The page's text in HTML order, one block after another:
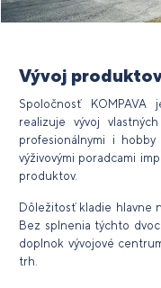
Vývoj
Spoločnosť
realizuje vývoj
profesionálnymi i
výživovými poradcami
produktov.
Dôležitosť kladie hlavne
Bez splnenia týchto
doplnok vývojové
trh.